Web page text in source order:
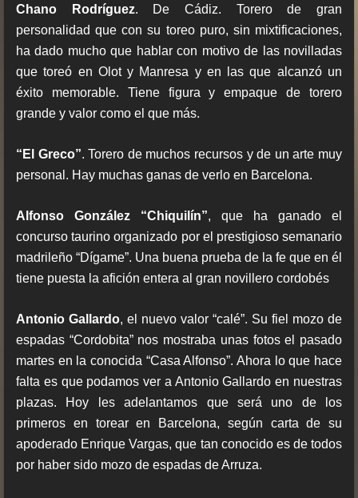
Chano Rodríguez. De Cádiz. Torero de gran
personalidad que con su toreo puro, sin mixtificaciones,
ha dado mucho que hablar con motivo de las novilladas
que toreó en Olot y Manresa y en las que alcanzó un
éxito memorable. Tiene figura y empaque de torero
grande y valor como el que más.
“El Greco”. Torero de muchos recursos y de un arte muy
personal. Hay muchas ganas de verlo en Barcelona.
Alfonso González “Chiquilín”, que ha ganado el
concurso taurino organizado por el prestigioso semanario
madrileño “Dígame”. Una buena prueba de la fe que en él
tiene puesta la afición entera al gran novillero cordobés
Antonio Gallardo, el nuevo valor “calé”. Su fiel mozo de
espadas “Cordobita” nos mostraba unas fotos el pasado
martes en la conocida “Casa Alfonso”. Ahora lo que hace
falta es que podamos ver a Antonio Gallardo en nuestras
plazas. Hoy les adelantamos que será uno de los
primeros en torear en Barcelona, según carta de su
apoderado Enrique Vargas, que tan conocido es de todos
por haber sido mozo de espadas de Arruza.